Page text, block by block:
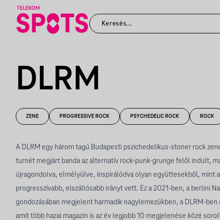
DLRM
ZENE PROGRESSIVE ROCK PSYCHEDELIC ROCK ROCK
A DLRM egy három tagú Budapesti pszichedelikus-stoner rock
turnét megjárt banda az alternatív rock-punk-grunge felől indult,
újragondolva, elmélyülve, inspirálódva olyan együttesekből, mint a
progresszívabb, elszállósabb irányt vett. Ez a 2021-ben, a berlini
gondozásában megjelent harmadik nagylemezükben, a DLRM-
amit több hazai magazin is az év legjobb 10 megjelenése közé